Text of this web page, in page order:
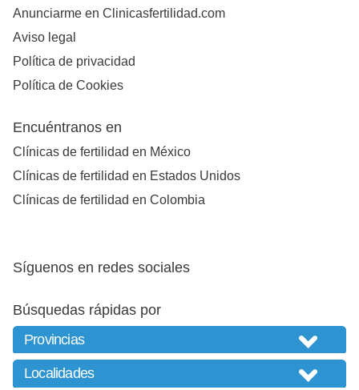
Anunciarme en Clinicasfertilidad.com
Aviso legal
Política de privacidad
Política de Cookies
Encuéntranos en
Clínicas de fertilidad en México
Clínicas de fertilidad en Estados Unidos
Clínicas de fertilidad en Colombia
Síguenos en redes sociales
Búsquedas rápidas por